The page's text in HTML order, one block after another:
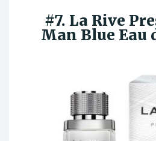
#7. La Rive
Man Blue Eau